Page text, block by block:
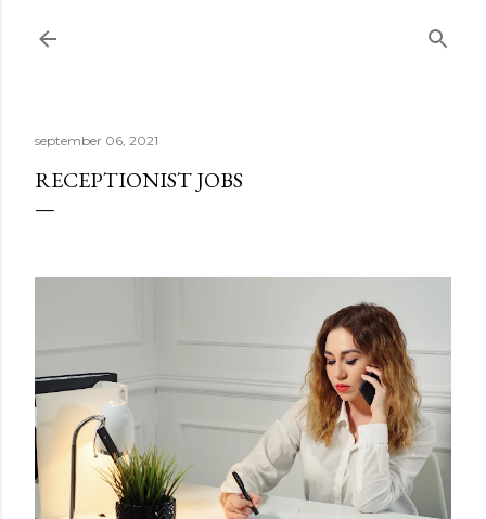
september 06, 2021
RECEPTIONIST JOBS